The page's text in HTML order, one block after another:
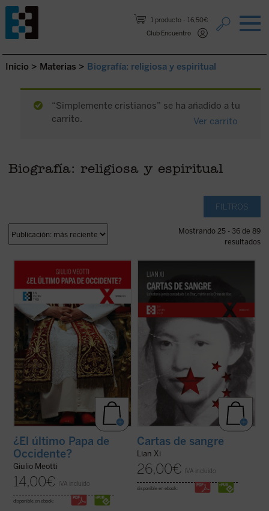
1 producto
16,50€
Club Encuentro
Saltar al contenido.
Inicio > Materias > Biografía: religiosa y espiritual
“Simplemente cristianos” se ha añadido a tu
carrito.
Ver carrito
Biografía: religiosa y espiritual
FILTROS
Mostrando 25 - 36 de 89
resultados
«Joseph Ratzinger ha sido, como Meotti lo
describe, un coloso, finalmente 'derrotado'
en sus esfuerzos por salvar a la
civilización occidental, pero que ha dejado
detrás de sí los códigos que aún pueden
permitir a la humanidad arreglar las ...
(ver
ficha)
¿El último Papa de
Occidente?
Giulio Meotti
14,00€ IVA incluido
disponible en ebook:
Zhao, una poeta y periodista china
arrestada por el régimen de Mao en 1960 y
ejecutada en la cúspide de la Revolución
dictadura maoísta, mantuvo una ...
(ver
ficha)
Cartas de sangre
Lian Xi
26,00€ IVA incluido
disponible en ebook: